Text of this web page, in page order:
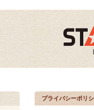
プライバシーポリ